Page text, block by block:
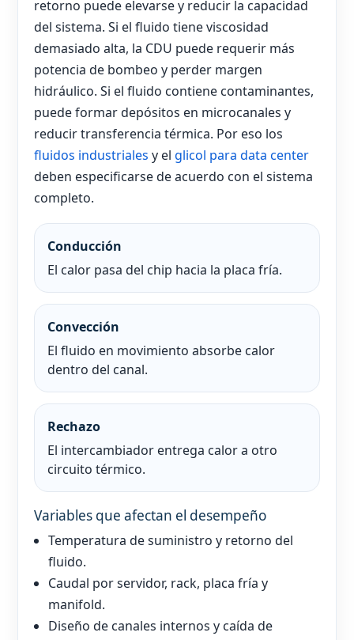
retorno puede elevarse y reducir la capacidad
del sistema. Si el fluido tiene viscosidad
demasiado alta, la CDU puede requerir más
potencia de bombeo y perder margen
hidráulico. Si el fluido contiene contaminantes,
puede formar depósitos en microcanales y
reducir transferencia térmica. Por eso los
fluidos industriales y el glicol para data center
deben especificarse de acuerdo con el sistema
completo.
Conducción
El calor pasa del chip hacia la placa fría.
Convección
El fluido en movimiento absorbe calor
dentro del canal.
Rechazo
El intercambiador entrega calor a otro
circuito térmico.
Variables que afectan el desempeño
Temperatura de suministro y retorno del
fluido.
Caudal por servidor, rack, placa fría y
manifold.
Diseño de canales internos y caída de